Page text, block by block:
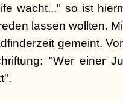
wacht..." so ist
lassen wollten.
gemeint.
"Wer einer